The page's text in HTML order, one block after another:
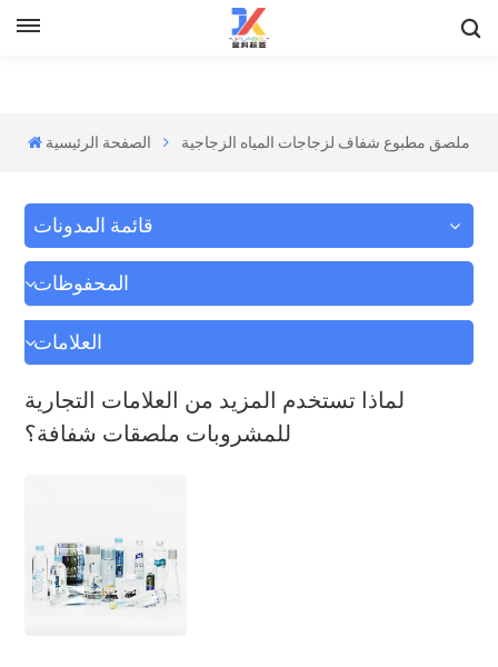
الصفحة الرئيسية ملصق مطبوع شفاف لزجاجات المياه الزجاجية
قائمة المدونات
المحفوظات
العلامات
لماذا تستخدم المزيد من العلامات التجارية
للمشروبات ملصقات شفافة؟